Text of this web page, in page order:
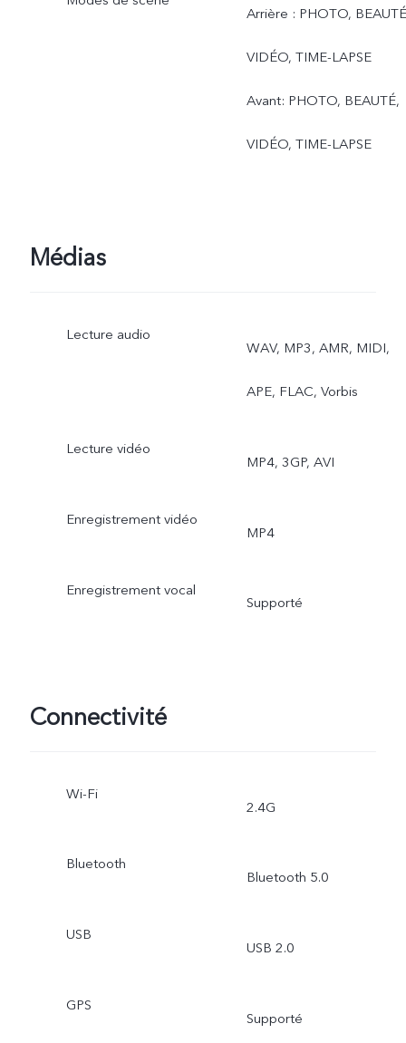
Arrière : PHOTO,
VIDÉO, TIME-LAPSE
Avant: PHOTO, BEAUTÉ,
VIDÉO, TIME-LAPSE
Médias
Lecture audio
WAV, MP3, AMR, MIDI,
APE, FLAC, Vorbis
Lecture vidéo
MP4, 3GP, AVI
Enregistrement vidéo
MP4
Enregistrement vocal
Supporté
Connectivité
Wi-Fi
2.4G
Bluetooth
Bluetooth 5.0
USB
USB 2.0
GPS
Supporté